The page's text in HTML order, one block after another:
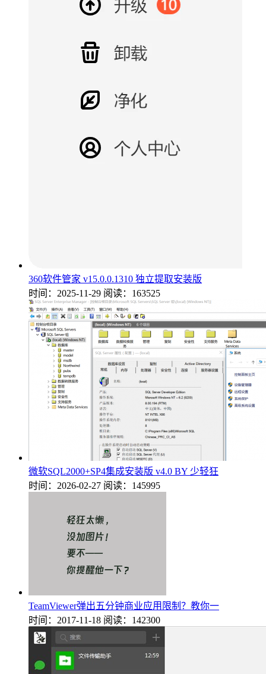
360软件管家 v15.0.0.1310 独立提取安装版
时间：2025-11-29 阅读：163525
微软SQL2000+SP4集成安装版 v4.0 BY 少轻狂
时间：2026-02-27 阅读：145995
TeamViewer弹出五分钟商业应用限制？教你一
时间：2017-11-18 阅读：142300